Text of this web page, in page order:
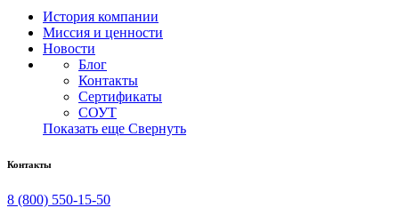
История компании
Миссия и ценности
Новости
Блог
Контакты
Сертификаты
СОУТ
Показать еще Свернуть
Контакты
8 (800) 550-15-50